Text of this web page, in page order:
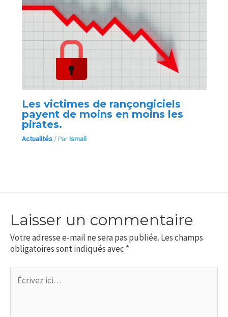
Les victimes de rançongiciels
payent de moins en moins les
pirates.
Actualités/ ParIsmail
Laisser un commentaire
Votre adresse e-mail ne sera pas publiée. Les champs
obligatoires sont indiqués avec *
Écrivez
ici…